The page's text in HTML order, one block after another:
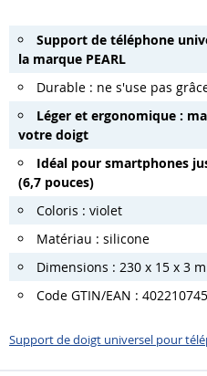
Support de téléphone
la marque PEARL
Durable : ne s'use pas
Léger et ergonomique :
votre doigt
Idéal pour smartphones
(6,7 pouces)
Coloris : violet
Matériau : silicone
Dimensions : 230 x 15 x 3
Code GTIN/EAN :
Support de doigt universel pour